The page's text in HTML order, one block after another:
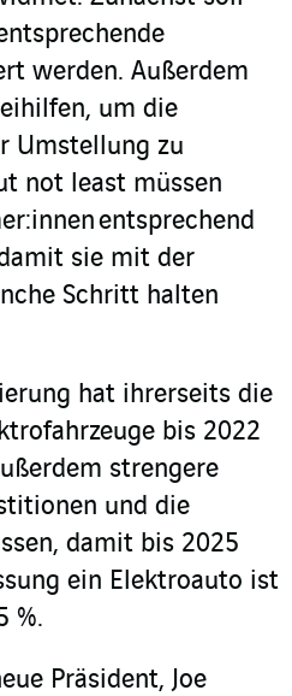
werden. Außerdem
um die
Umstellung zu
not least müssen
entsprechend
sie mit der
Schritt halten
hat ihrerseits die
bis 2022
strengere
und die
damit bis 2025
ein Elektroauto ist
%.
Präsident, Joe